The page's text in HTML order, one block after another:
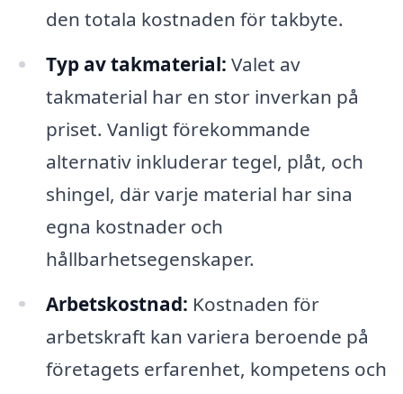
den totala kostnaden för takbyte.
Typ av takmaterial: Valet av
takmaterial har en stor inverkan på
priset. Vanligt förekommande
alternativ inkluderar tegel, plåt, och
shingel, där varje material har sina
egna kostnader och
hållbarhetsegenskaper.
Arbetskostnad: Kostnaden för
arbetskraft kan variera beroende på
företagets erfarenhet, kompetens och